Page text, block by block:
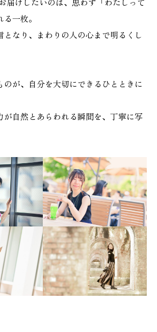
一枚。
となり、まわりの人の心まで明るくし
のが、自分を大切にできるひとときに
が自然とあらわれる瞬間を、丁寧に写